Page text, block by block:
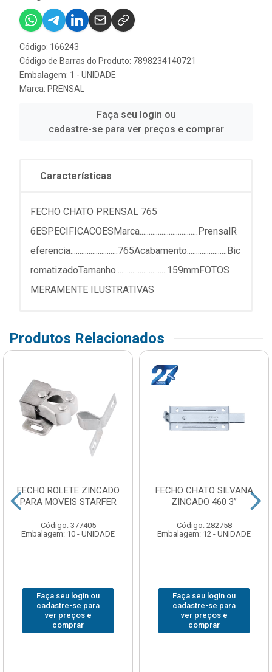
Código: 166243
Código de Barras do Produto: 7898234140721
Embalagem: 1 - UNIDADE
Marca: PRENSAL
Faça seu login ou
cadastre-se para ver preços e comprar
Características
FECHO CHATO PRENSAL 765
6ESPECIFICACOESMarca................................PrensalR
eferencia..........................765Acabamento......................Bic
romatizadoTamanho............................159mmFOTOS
MERAMENTE ILUSTRATIVAS
Produtos Relacionados
FECHO ROLETE ZINCADO
PARA MOVEIS STARFER
Código: 377405
Embalagem: 10 - UNIDADE
Faça seu login ou
cadastre-se para
ver preços e
comprar
FECHO CHATO SILVANA
ZINCADO 460 3”
Código: 282758
Embalagem: 12 - UNIDADE
Faça seu login ou
cadastre-se para
ver preços e
comprar